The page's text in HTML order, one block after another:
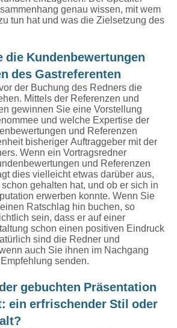
genau wissen, mit wem
tun hat und was die Zielsetzung des
die Kundenbewertungen
des Gastreferenten
der Buchung des Redners die
Mittels der Referenzen und
gewinnen Sie eine Vorstellung
und welche Expertise der
und Referenzen
bisheriger Auftraggeber mit der
Wenn ein Vortragsredner
und Referenzen
dies vielleicht etwas darüber aus,
gehalten hat, und ob er sich in
erwerben konnte. Wenn Sie
Ratschlag hin buchen, so
sein, dass er auf einer
schon einen positiven Eindruck
sind die Redner und
auch Sie ihnen im Nachgang
senden.
gebuchten Präsentation
ein erfrischender Stil oder